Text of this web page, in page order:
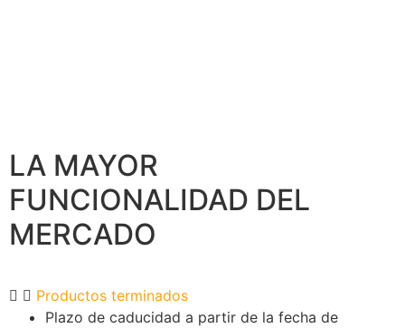
LA MAYOR
FUNCIONALIDAD DEL
MERCADO
Productos terminados
Plazo de caducidad a partir de la fecha de